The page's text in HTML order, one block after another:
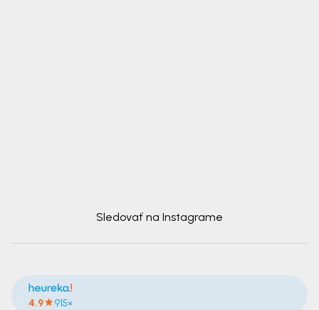
Sledovať na Instagrame
4.9 915×